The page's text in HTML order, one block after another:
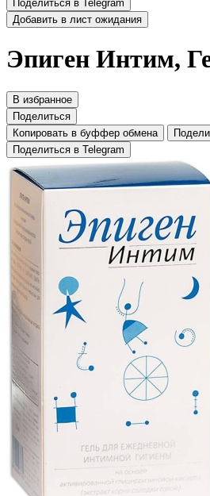
Поделиться в Telegram
Добавить в лист ожидания
Эпиген Интим,
В избранное
Поделиться
Копировать в буффер обмена
Поделиться в Telegram